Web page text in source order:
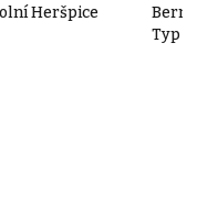
Heršpice
Typ